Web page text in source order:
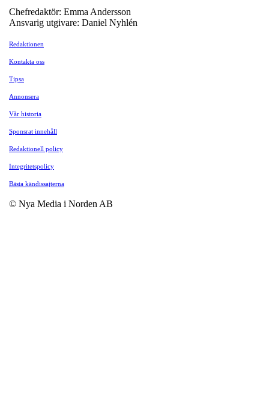
Chefredaktör: Emma Andersson
Ansvarig utgivare: Daniel Nyhlén
Redaktionen
Kontakta oss
Tipsa
Annonsera
Vår historia
Sponsrat innehåll
Redaktionell policy
Integritetspolicy
Bästa kändissajterna
© Nya Media i Norden AB